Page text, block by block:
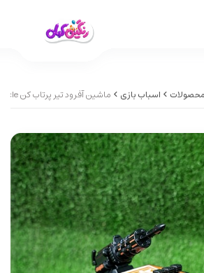
اسباب بازی ماشین آفرود تیر پرتاب کن Shooter off-road vehicle